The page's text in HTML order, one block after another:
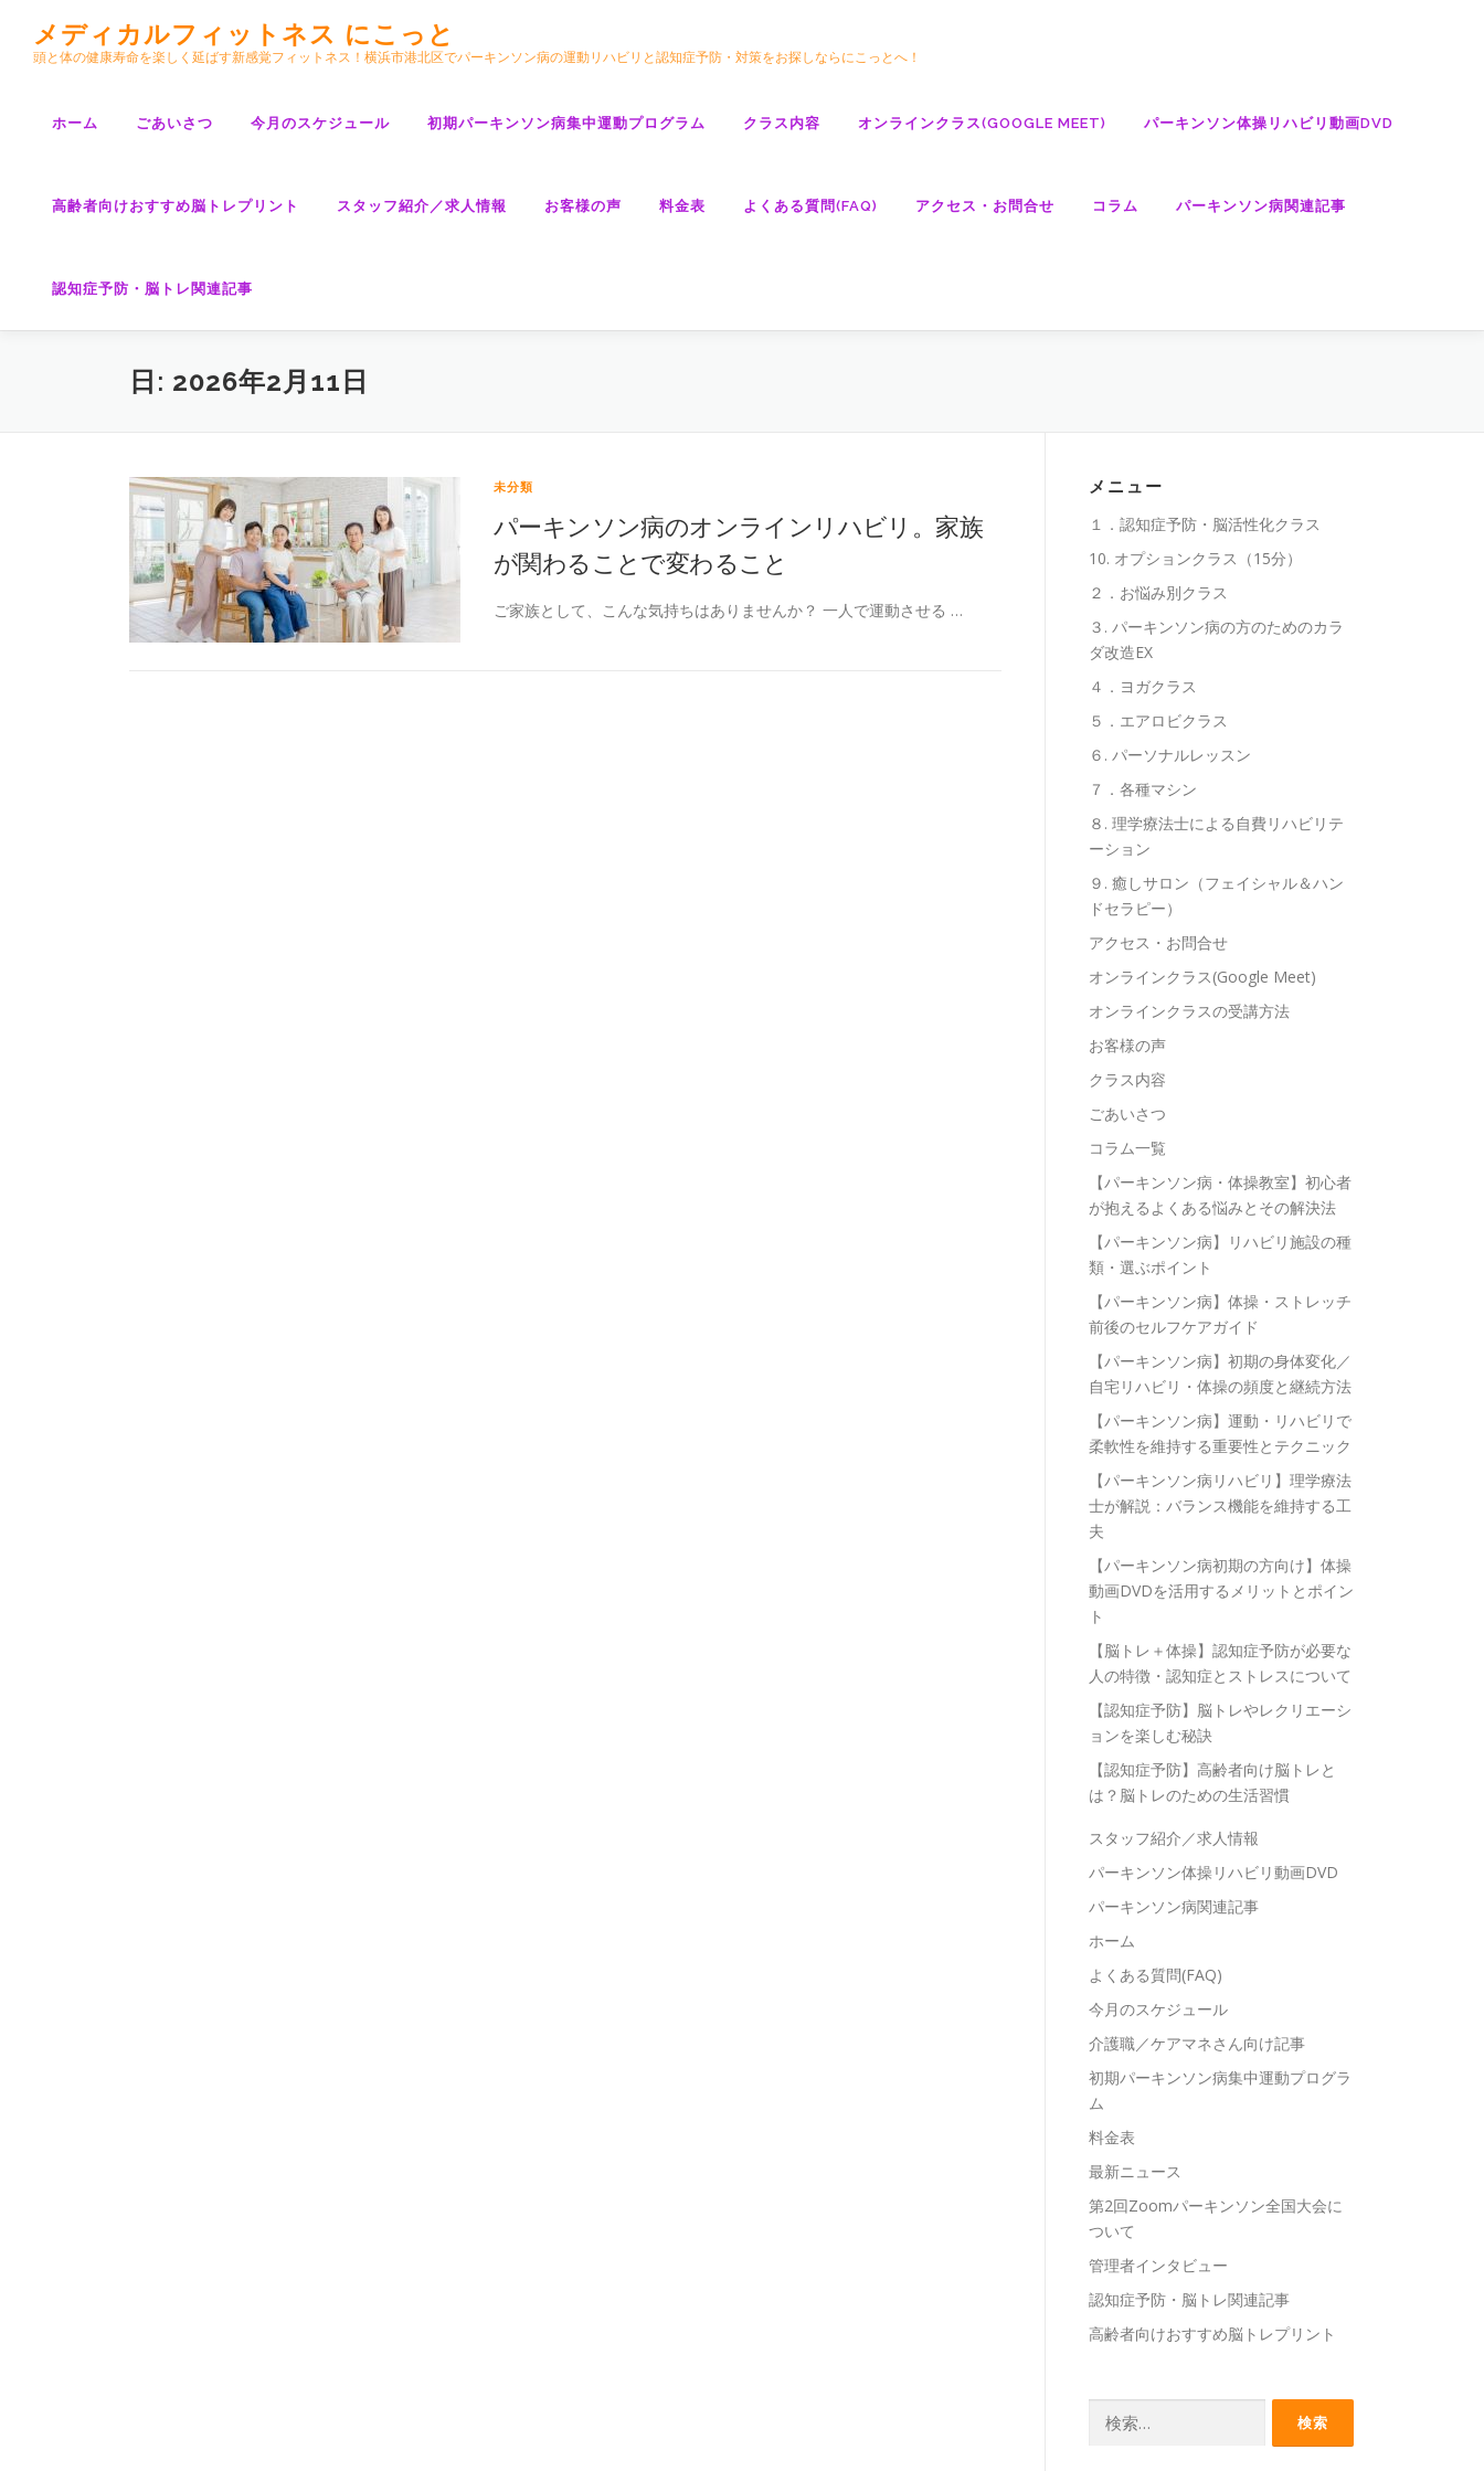
メディカルフィットネス にこっと
頭と体の健康寿命を楽しく延ばす新感覚フィットネス！横浜市港北区でパーキンソン病の運動リハビリと認知症予防・対策をお探しならにこっとへ！
ホーム ごあいさつ 今月のスケジュール 初期パーキンソン病集中運動プログラム クラス内容 オンラインクラス(GOOGLE MEET) パーキンソン体操リハビリ動画DVD
高齢者向けおすすめ脳トレプリント スタッフ紹介／求人情報 お客様の声 料金表 よくある質問(FAQ) アクセス・お問合せ コラム パーキンソン病関連記事
認知症予防・脳トレ関連記事
日: 2026年2月11日
未分類
パーキンソン病のオンラインリハビリ。家族
が関わることで変わること
ご家族として、こんな気持ちはありませんか？ 一人で運動させる …
メニュー
１．認知症予防・脳活性化クラス
10. オプションクラス（15分）
２．お悩み別クラス
３. パーキンソン病の方のためのカラ
ダ改造EX
４．ヨガクラス
５．エアロビクラス
６. パーソナルレッスン
７．各種マシン
８. 理学療法士による自費リハビリテ
ーション
９. 癒しサロン（フェイシャル＆ハン
ドセラピー）
アクセス・お問合せ
オンラインクラス(Google Meet)
オンラインクラスの受講方法
お客様の声
クラス内容
ごあいさつ
コラム一覧
【パーキンソン病・体操教室】初心者
が抱えるよくある悩みとその解決法
【パーキンソン病】リハビリ施設の種
類・選ぶポイント
【パーキンソン病】体操・ストレッチ
前後のセルフケアガイド
【パーキンソン病】初期の身体変化／
自宅リハビリ・体操の頻度と継続方法
【パーキンソン病】運動・リハビリで
柔軟性を維持する重要性とテクニック
【パーキンソン病リハビリ】理学療法
士が解説：バランス機能を維持する工
夫
【パーキンソン病初期の方向け】体操
動画DVDを活用するメリットとポイン
ト
【脳トレ＋体操】認知症予防が必要な
人の特徴・認知症とストレスについて
【認知症予防】脳トレやレクリエーシ
ョンを楽しむ秘訣
【認知症予防】高齢者向け脳トレと
は？脳トレのための生活習慣
スタッフ紹介／求人情報
パーキンソン体操リハビリ動画DVD
パーキンソン病関連記事
ホーム
よくある質問(FAQ)
今月のスケジュール
介護職／ケアマネさん向け記事
初期パーキンソン病集中運動プログラ
ム
料金表
最新ニュース
第2回Zoomパーキンソン全国大会に
ついて
管理者インタビュー
認知症予防・脳トレ関連記事
高齢者向けおすすめ脳トレプリント